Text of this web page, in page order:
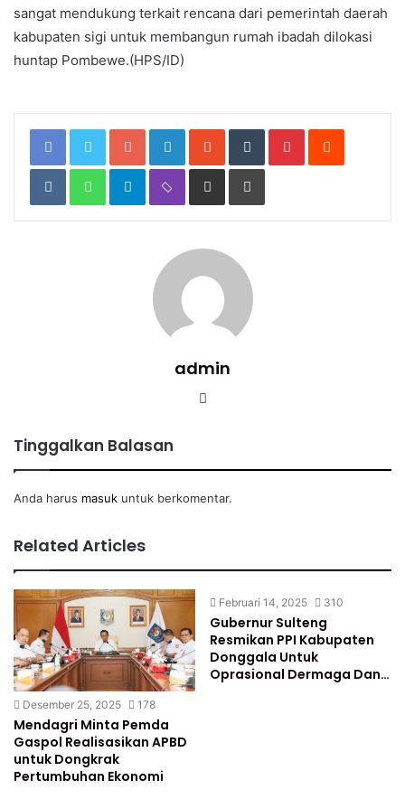
sangat mendukung terkait rencana dari pemerintah daerah
kabupaten sigi untuk membangun rumah ibadah dilokasi
huntap Pombewe.(HPS/ID)
Google+LinkedInStumbleUpon
TumblrPinterestReddit
VKontakteWhatsAppTelegramViber Share
Email
Print
admin
Website
Tinggalkan Balasan
Anda harus masuk untuk berkomentar.
Related Articles
Desember 25, 2025 178
Mendagri Minta Pemda
Gaspol Realisasikan APBD
untuk Dongkrak
Pertumbuhan Ekonomi
Februari 14, 2025 310
Gubernur Sulteng
Resmikan PPI Kabupaten
Donggala Untuk
Oprasional Dermaga Dan…